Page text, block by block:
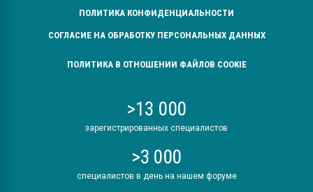
ПОЛИТИКА КОНФИДЕНЦИАЛЬНОСТИ
СОГЛАСИЕ НА ОБРАБОТКУ ПЕРСОНАЛЬНЫХ ДАННЫХ
ПОЛИТИКА В ОТНОШЕНИИ ФАЙЛОВ COOKIE
>13 000
зарегистрированных специалистов
>3 000
специалистов в день на нашем форуме